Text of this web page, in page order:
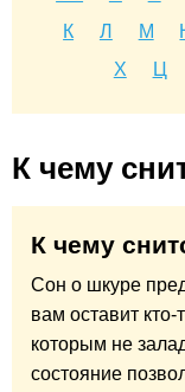
К
Л М
Х
Ц
К чему
К чему
Сон о шкуре
вам оставит
которым не
состояние